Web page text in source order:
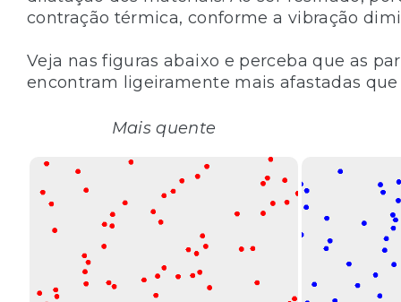
contração térmica, conforme a vibração
Veja nas figuras abaixo e perceba que as
encontram ligeiramente mais afastadas que
Mais quente